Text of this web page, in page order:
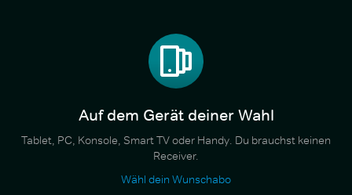
Auf dem Gerät deiner Wahl
Tablet, PC, Konsole, Smart TV oder Handy. Du brauchst keinen
Receiver.
Wähl dein Wunschabo